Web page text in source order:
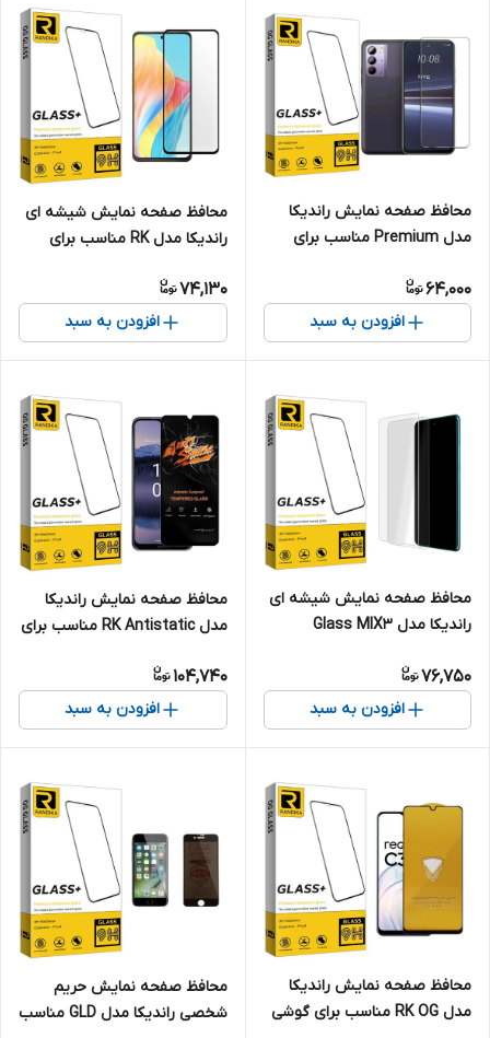
محافظ صفحه نمایش راندیکا
مدل Premium مناسب برای
64,000
افزودن به سبد
محافظ صفحه نمایش شیشه ای
راندیکا مدل RK مناسب برای
74,130
افزودن به سبد
محافظ صفحه نمایش شیشه ای
راندیکا مدل Glass MIX3
A53 \ A53s بسته 2 عددی
76,750
افزودن به سبد
محافظ صفحه نمایش راندیکا
مدل RK Antistatic مناسب برای
104,740
افزودن به سبد
محافظ صفحه نمایش راندیکا
مدل RK OG مناسب برای گوشی
محافظ صفحه نمایش حریم
شخصی راندیکا مدل GLD مناسب